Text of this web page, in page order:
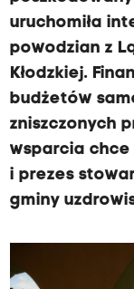
uruchomiła
powodzian z
Kłodzkiej.
budżetów
zniszczonych
wsparcia chce
i prezes
gminy